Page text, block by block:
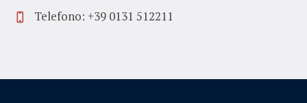
Telefono: +39 0131 512211